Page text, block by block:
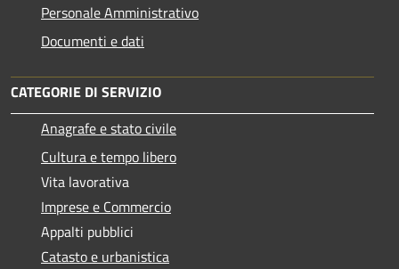
Personale Amministrativo
Documenti e dati
CATEGORIE DI SERVIZIO
Anagrafe e stato civile
Cultura e tempo libero
Vita lavorativa
Imprese e Commercio
Appalti pubblici
Catasto e urbanistica